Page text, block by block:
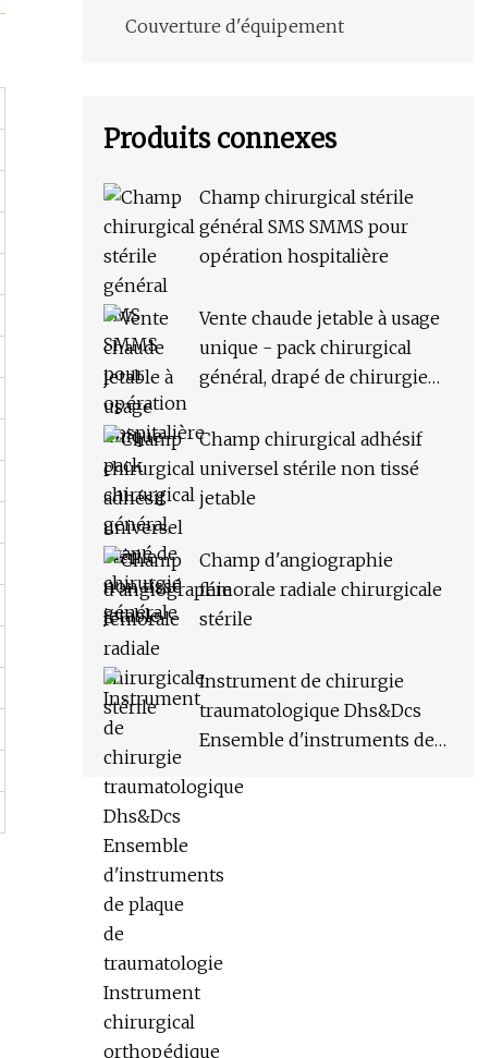
Couverture d'équipement
Produits connexes
Champ chirurgical stérile
général SMS SMMS pour
opération hospitalière
Vente chaude jetable à usage
unique - pack chirurgical
général, drapé de chirurgie
Champ chirurgical adhésif
universel stérile non tissé
jetable
Champ d'angiographie
fémorale radiale chirurgicale
stérile
Instrument de chirurgie
traumatologique Dhs&Dcs
Ensemble d'instruments de
Instrument chirurgical